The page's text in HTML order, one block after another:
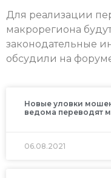
Для реализации
макрорегиона
законодательные
обсудили на
Новые уловки
ведома переводят
06.08.2021